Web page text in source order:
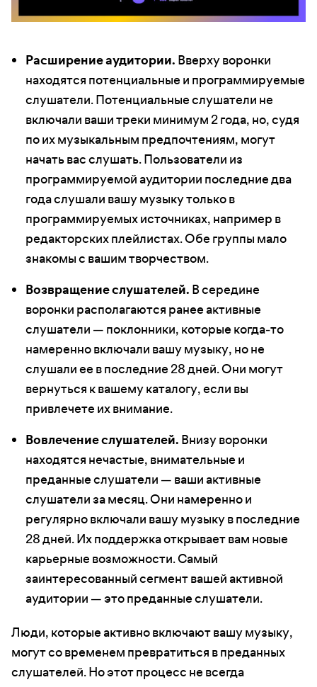
Расширение аудитории. Вверху воронки
находятся потенциальные и программируемые
слушатели. Потенциальные слушатели не
включали ваши треки минимум 2 года, но, судя
по их музыкальным предпочтениям, могут
начать вас слушать. Пользователи из
программируемой аудитории последние два
года слушали вашу музыку только в
программируемых источниках, например в
редакторских плейлистах. Обе группы мало
знакомы с вашим творчеством.
Возвращение слушателей. В середине
воронки располагаются ранее активные
слушатели — поклонники, которые когда-то
намеренно включали вашу музыку, но не
слушали ее в последние 28 дней. Они могут
вернуться к вашему каталогу, если вы
привлечете их внимание.
Вовлечение слушателей. Внизу воронки
находятся нечастые, внимательные и
преданные слушатели — ваши активные
слушатели за месяц. Они намеренно и
регулярно включали вашу музыку в последние
28 дней. Их поддержка открывает вам новые
карьерные возможности. Самый
заинтересованный сегмент вашей активной
аудитории — это преданные слушатели.
Люди, которые активно включают вашу музыку,
могут со временем превратиться в преданных
слушателей. Но этот процесс не всегда